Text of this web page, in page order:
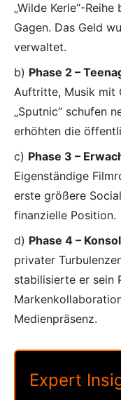
„Wilde Kerle“-
Gagen. Das Geld
verwaltet.
b) Phase 2 –
Auftritte, Musik mit
„Sputnic“ schufen
erhöhten die
c) Phase 3 –
Eigenständige
erste größere
finanzielle Position.
d) Phase 4 –
privater
stabilisierte er sein
Medienpräsenz.
Expert